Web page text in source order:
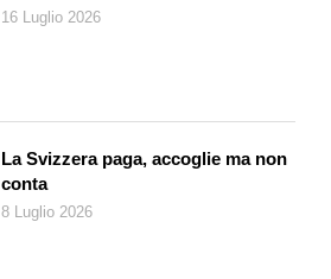
16 Luglio 2026
La Svizzera paga, accoglie ma non
conta
8 Luglio 2026